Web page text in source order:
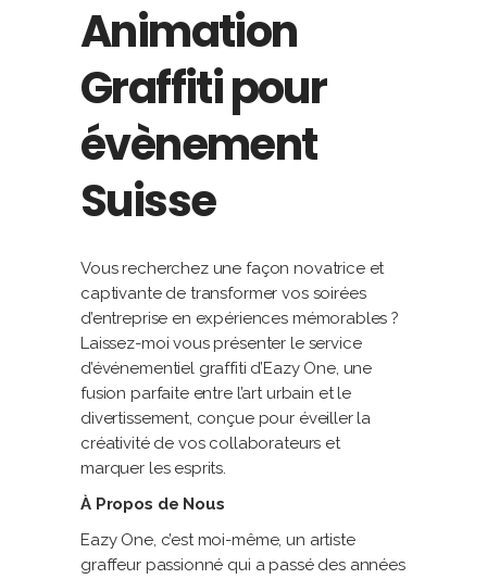
Animation
Graffiti pour
évènement
Suisse
Vous recherchez une façon novatrice et
captivante de transformer vos soirées
d’entreprise en expériences mémorables ?
Laissez-moi vous présenter le service
d’événementiel graffiti d’Eazy One, une
fusion parfaite entre l’art urbain et le
divertissement, conçue pour éveiller la
créativité de vos collaborateurs et
marquer les esprits.
À Propos de Nous
Eazy One, c’est moi-même, un artiste
graffeur passionné qui a passé des années